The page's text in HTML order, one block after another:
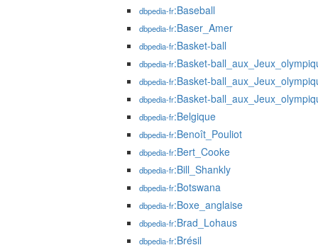
dbpedia-fr:Baseball
dbpedia-fr:Baser_Amer
dbpedia-fr:Basket-ball
dbpedia-fr:Basket-
dbpedia-fr:Basket-
dbpedia-fr:Basket-
dbpedia-fr:Belgique
dbpedia-fr:Benoît_Pouliot
dbpedia-fr:Bert_Cooke
dbpedia-fr:Bill_Shankly
dbpedia-fr:Botswana
dbpedia-fr:Boxe_anglaise
dbpedia-fr:Brad_Lohaus
dbpedia-fr:Brésil